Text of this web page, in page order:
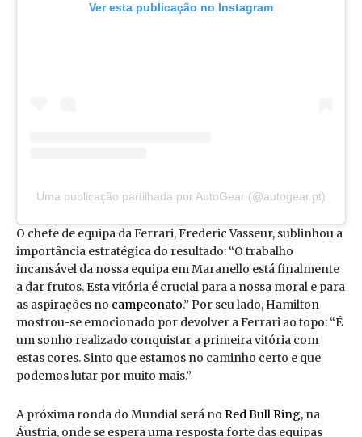
Ver esta publicação no Instagram
Uma publicação partilhada por AutoGear (@autogear.pt)
O chefe de equipa da Ferrari, Frederic Vasseur, sublinhou a
importância estratégica do resultado: “O trabalho
incansável da nossa equipa em Maranello está finalmente
a dar frutos. Esta vitória é crucial para a nossa moral e para
as aspirações no campeonato.” Por seu lado, Hamilton
mostrou-se emocionado por devolver a Ferrari ao topo: “É
um sonho realizado conquistar a primeira vitória com
estas cores. Sinto que estamos no caminho certo e que
podemos lutar por muito mais.”
A próxima ronda do Mundial será no Red Bull Ring, na
Áustria, onde se espera uma resposta forte das equipas